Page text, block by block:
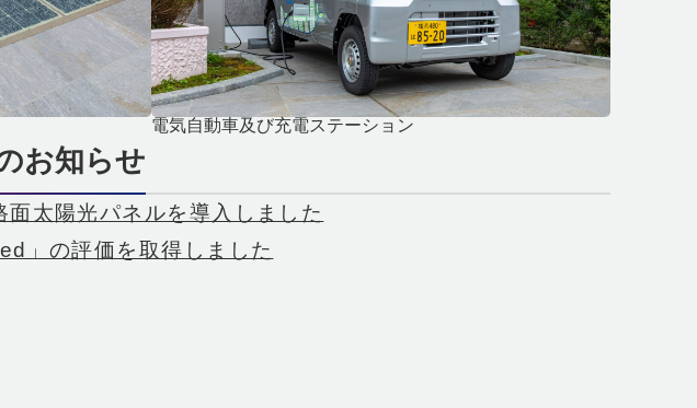
電気自動車及び充電ステーション
お知らせ
太陽光パネルを導入しました
」の評価を取得しました